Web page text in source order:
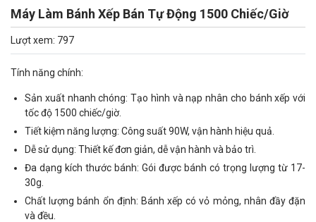
Máy Làm Bánh Xếp Bán Tự Động 1500 Chiếc/Giờ
Lượt xem: 797
Tính năng chính:
Sản xuất nhanh chóng: Tạo hình và nạp nhân cho bánh xếp với
tốc độ 1500 chiếc/giờ.
Tiết kiệm năng lượng: Công suất 90W, vận hành hiệu quả.
Dễ sử dụng: Thiết kế đơn giản, dễ vận hành và bảo trì.
Đa dạng kích thước bánh: Gói được bánh có trọng lượng từ 17-
30g.
Chất lượng bánh ổn định: Bánh xếp có vỏ mỏng, nhân đầy đặn
và đều.